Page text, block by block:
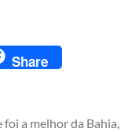
Share
foi a melhor da Bahia,